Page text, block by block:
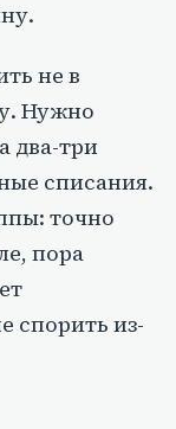
не в
Нужно
два-три
списания.
точно
пора
спорить из-